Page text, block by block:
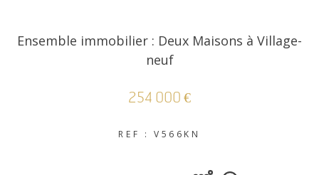
Ensemble immobilier : Deux Maisons à Village-
neuf
254 000 €
REF : V566KN